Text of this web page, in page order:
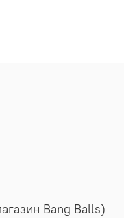
Bang Balls)